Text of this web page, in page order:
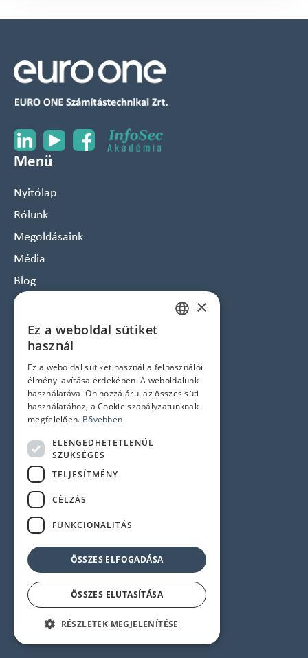
Menü
Nyitólap
Rólunk
Megoldásaink
Média
Blog
Karrier
Közbeszerzés
Kapcsolat
Arculat
Hírlevél feliratkozás
Jogi nyilatkozatok
Adatvédelem és Cookie tájékoztató
ÁSZF
Impresszum
Elérhetőségek
1145 Budapest, Újvilág u. 50-52.
Központi telefonszám:+36 1 358 6350
Szerviz:
+36 1 358 6333
Recepció:+36 1 358 6359
×
Ez a weboldal sütiket
használ
Ez a weboldal sütiket használ a felhasználói
élmény javítása érdekében. A weboldalunk
használatával Ön hozzájárul az összes süti
használatához, a Cookie szabályzatunknak
megfelelően. Bővebben
ELENGEDHETETLENÜL
SZÜKSÉGES
TELJESÍTMÉNY
CÉLZÁS
FUNKCIONALITÁS
ÖSSZES ELFOGADÁSA
ÖSSZES ELUTASÍTÁSA
RÉSZLETEK MEGJELENÍTÉSE